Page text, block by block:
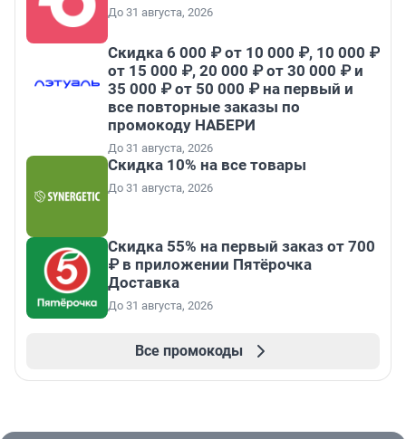
До 31 августа, 2026
Скидка 6 000 ₽ от 10 000 ₽, 10 000 ₽
от 15 000 ₽, 20 000 ₽ от 30 000 ₽ и
35 000 ₽ от 50 000 ₽ на первый и
все повторные заказы по
промокоду НАБЕРИ
До 31 августа, 2026
Скидка 10% на все товары
До 31 августа, 2026
Скидка 55% на первый заказ от 700
₽ в приложении Пятёрочка
Доставка
До 31 августа, 2026
Все промокоды